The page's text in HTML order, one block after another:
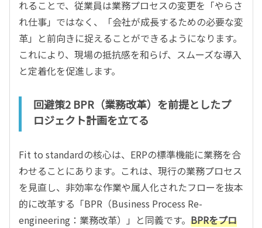
れることで、従業員は業務プロセスの変更を「やらさ
れ仕事」ではなく、「会社が成長するための必要な変
革」と前向きに捉えることができるようになります。
これにより、現場の抵抗感を和らげ、スムーズな導入
と定着化を促進します。
回避策2 BPR（業務改革）を前提としたプ
ロジェクト計画を立てる
Fit to standardの核心は、ERPの標準機能に業務を合
わせることにあります。これは、現行の業務プロセス
を見直し、非効率な作業や属人化されたフローを抜本
的に改革する「BPR（Business Process Re-
engineering：業務改革）」と同義です。 BPRをプロ